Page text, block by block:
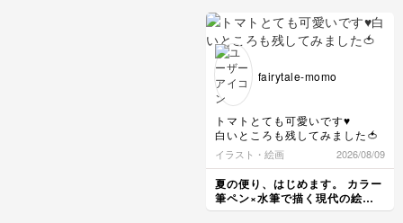
fairytale-momo
トマトとても可愛いです♥️
白いところも残してみました🍅
イラスト・絵画 2026/08/09
夏の便り、はじめます。 カラー
筆ペン×水筆で描く現代の絵手
紙レッスン